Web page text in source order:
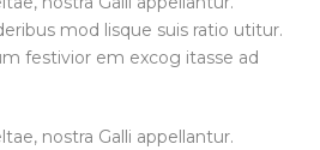
mod lisque suis ratio utitur.
festivior em excog itasse ad
nostra Galli appellantur.